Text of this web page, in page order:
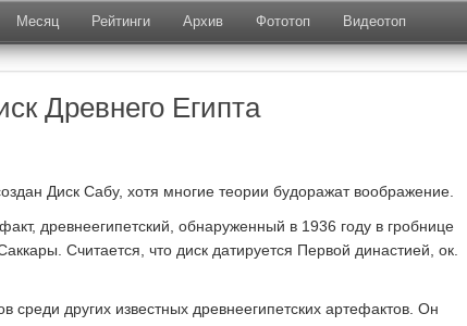
Месяц Рейтинги Архив Фототоп Видеотоп
Древнего Египта
Диск Сабу, хотя многие теории будоражат воображение.
древнеегипетский, обнаруженный в 1936 году в гробнице
Считается, что диск датируется Первой династией, ок.
среди других известных древнеегипетских артефактов. Он